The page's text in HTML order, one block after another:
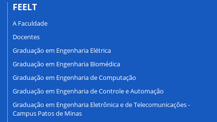
FEELT
A Faculdade
Docentes
Graduação em Engenharia Elétrica
Graduação em Engenharia Biomédica
Graduação em Engenharia de Computação
Graduação em Engenharia de Controle e Automação
Graduação em Engenharia Eletrônica e de Telecomunicações -
Campus Patos de Minas